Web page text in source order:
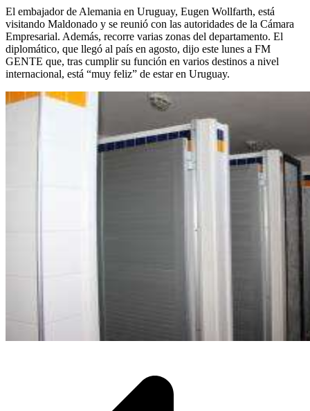
El embajador de Alemania en Uruguay, Eugen Wollfarth, está
visitando Maldonado y se reunió con las autoridades de la Cámara
Empresarial. Además, recorre varias zonas del departamento. El
diplomático, que llegó al país en agosto, dijo este lunes a FM
GENTE que, tras cumplir su función en varios destinos a nivel
internacional, está “muy feliz” de estar en Uruguay.